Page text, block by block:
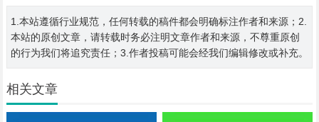
1.本站遵循行业规范，任何转载的稿件都会明确标注作者和来源；2.
本站的原创文章，请转载时务必注明文章作者和来源，不尊重原创
的行为我们将追究责任；3.作者投稿可能会经我们编辑修改或补充。
相关文章